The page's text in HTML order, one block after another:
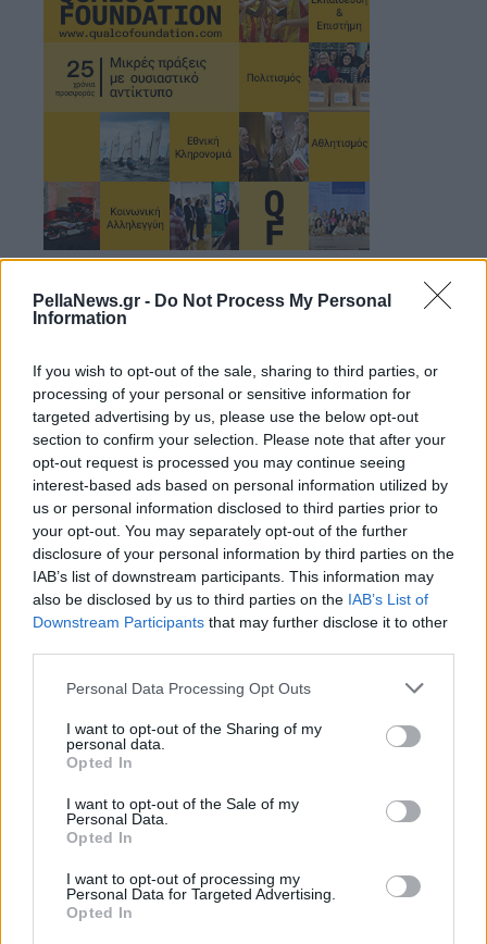
PellaNews.gr - Do Not Process My Personal
Information
If you wish to opt-out of the sale, sharing to third parties, or
processing of your personal or sensitive information for
targeted advertising by us, please use the below opt-out
section to confirm your selection. Please note that after your
opt-out request is processed you may continue seeing
interest-based ads based on personal information utilized by
us or personal information disclosed to third parties prior to
your opt-out. You may separately opt-out of the further
disclosure of your personal information by third parties on the
IAB’s list of downstream participants. This information may
also be disclosed by us to third parties on the IAB’s List of
Downstream Participants that may further disclose it to other
Personal Data Processing Opt Outs
I want to opt-out of the Sharing of my
personal data.
Opted In
I want to opt-out of the Sale of my
Personal Data.
Opted In
I want to opt-out of processing my
Personal Data for Targeted Advertising.
Opted In
29 Ιουλίου 2026
Ξεκίνησε με μεγάλη
επιτυχία η 10η
Εμποροπανήγυρη
Σκύδρας
Εμποροπανήγυρη
Σκύδρας: Την Τρίτη τα
Μητροπολίτη